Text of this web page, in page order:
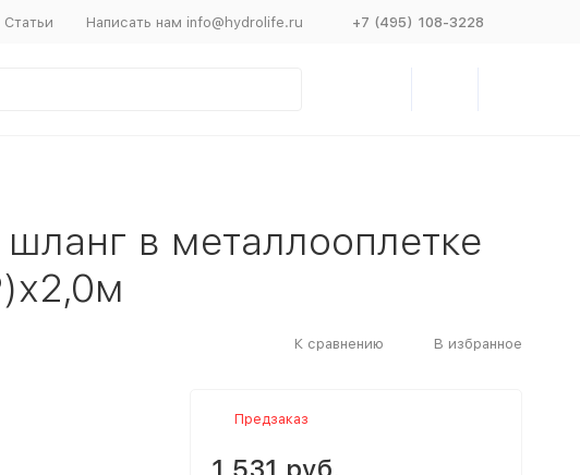
Статьи Написать нам info@hydrolife.ru +7 (495) 108-3228
в металлооплетке
К сравнению В избранное
Предзаказ